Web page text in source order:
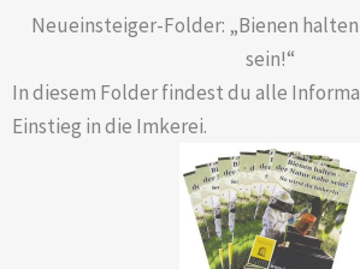
Neueinsteiger-Folder: „Bienen
sein!“
In diesem Folder findest du alle
Einstieg in die Imkerei.